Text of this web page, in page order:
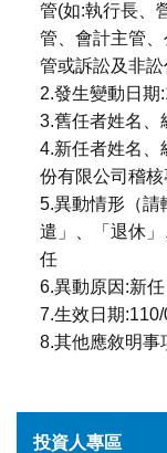
投資人專區
管(如:執行長、
管、會計主管
管或訴訟及非
2.發生變動日期
3.舊任者姓名、
4.新任者姓名、
份有限公司稽核
5.異動情形（請
遣」、「退休
任
6.異動原因:新任
7.生效日期:110/
8.其他應敘明事